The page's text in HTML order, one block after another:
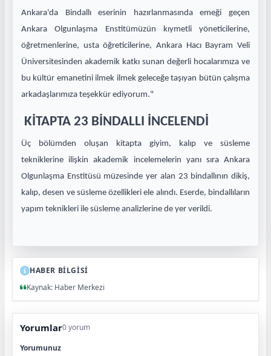
Ankara'da Bindallı eserinin hazırlanmasında emeği geçen
Ankara Olgunlaşma Enstitümüzün kıymetli yöneticilerine,
öğretmenlerine, usta öğreticilerine, Ankara Hacı Bayram Veli
Üniversitesinden akademik katkı sunan değerli hocalarımıza ve
bu kültür emanetini ilmek ilmek geleceğe taşıyan bütün çalışma
arkadaşlarımıza teşekkür ediyorum."
KİTAPTA 23 BİNDALLI İNCELENDİ
Üç bölümden oluşan kitapta giyim, kalıp ve süsleme
tekniklerine ilişkin akademik incelemelerin yanı sıra Ankara
Olgunlaşma Enstitüsü müzesinde yer alan 23 bindallının dikiş,
kalıp, desen ve süsleme özellikleri ele alındı. Eserde, bindallıların
yapım teknikleri ile süsleme analizlerine de yer verildi.
HABER BİLGİSİ
Kaynak: Haber Merkezi
Yorumlar0 yorum
Yorumunuz